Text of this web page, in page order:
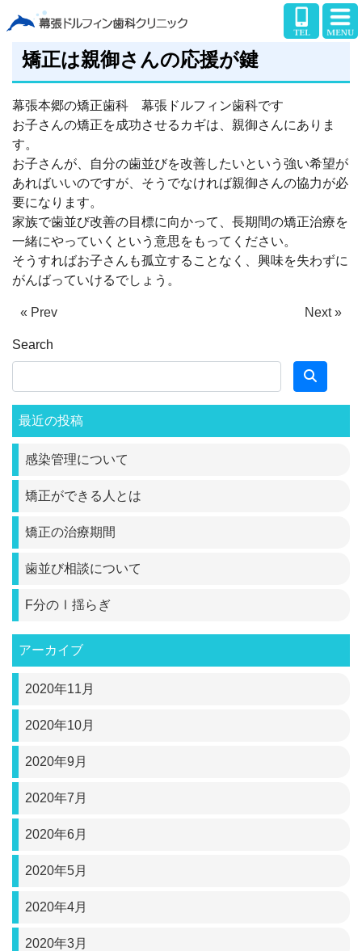
矯正は親御さんの応援が鍵
幕張本郷の矯正歯科 幕張ドルフィン歯科です
お子さんの矯正を成功させるカギは、親御さんにありま
す。
お子さんが、自分の歯並びを改善したいという強い希望が
あればいいのですが、そうでなければ親御さんの協力が必
要になります。
家族で歯並び改善の目標に向かって、長期間の矯正治療を
一緒にやっていくという意思をもってください。
そうすればお子さんも孤立することなく、興味を失わずに
がんばっていけるでしょう。
« Prev Next »
Search
最近の投稿
感染管理について
矯正ができる人とは
矯正の治療期間
歯並び相談について
F分のⅠ揺らぎ
アーカイブ
2020年11月
2020年10月
2020年9月
2020年7月
2020年6月
2020年5月
2020年4月
2020年3月